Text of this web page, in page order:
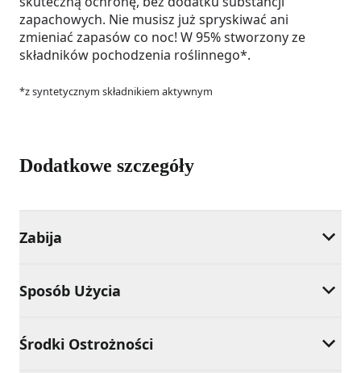
zapachowych. Nie musisz już spryskiwać ani
zmieniać zapasów co noc! W 95% stworzony ze
składników pochodzenia roślinnego*.
*z syntetycznym składnikiem aktywnym
Dodatkowe szczegóły
Zabija
Sposób Użycia
Środki Ostrożności